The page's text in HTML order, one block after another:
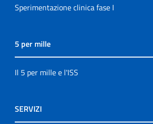
Sperimentazione clinica fase I
5 per mille
Il 5 per mille e l'ISS
SERVIZI